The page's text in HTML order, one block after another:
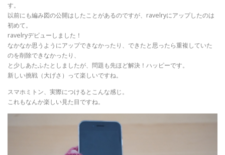
す。
以前にも編み図の公開はしたことがあるのですが、ravelryにアップしたのは
初めて。
ravelryデビューしました！
なかなか思うようにアップできなかったり、できたと思ったら重複していた
のを削除できなかったり、
と少しあたふたとしましたが、問題も先ほど解決！ハッピーです。
新しい挑戦（大げさ）って楽しいですね。
スマホミトン、実際につけるとこんな感じ。
これもなんか楽しい見た目ですね。